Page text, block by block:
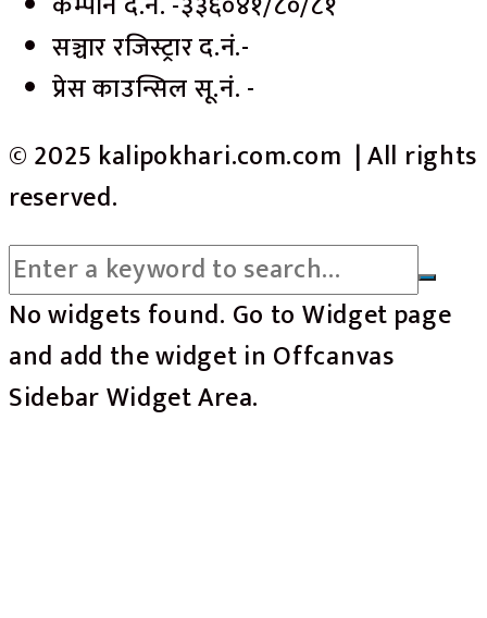
सञ्चार रजिस्ट्रार द.नं.-
प्रेस काउन्सिल सू.नं. -
© 2025 kalipokhari.com.com | All rights
reserved.
No widgets found. Go to Widget page
and add the widget in Offcanvas
Sidebar Widget Area.